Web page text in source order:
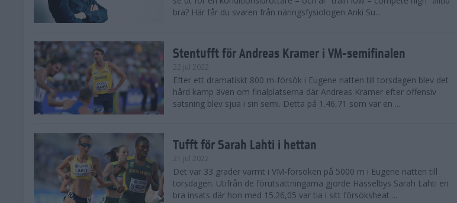
bra? Här får du svaren från näringsfysiologen Anki Su...
Stentufft för Andreas Kramer i VM-semifinalen
22 jul 2022
Efter ett dramatiskt 800 m-försök i Eugene natten till torsdagen blev det
hård kamp även om finalplatserna där Andreas Kramer efter offensiv
satsning blev sjua i sin semi. Detta på 1.46,71 som var en ...
Tufft för Sarah Lahti i hettan
21 jul 2022
Det var 33 grader varmt i VM-försöken på 5000 m i Eugene natten till
torsdagen. Utifrån de förutsättningarna gjorde Hässelbys Sarah Lahti en
bra insats där hon med 15.26,05 var tia i sitt försöksheat ...